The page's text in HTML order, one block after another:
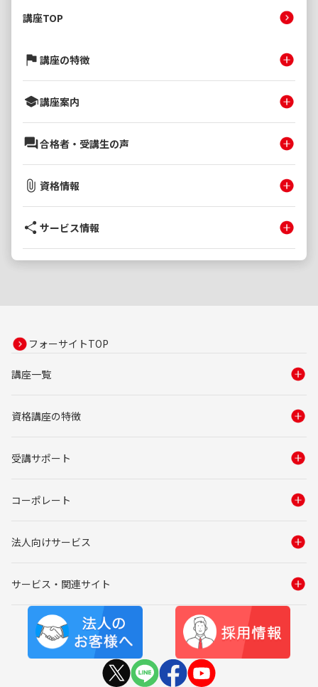
講座TOP
講座の特徴
講座案内
合格者・受講生の声
資格情報
サービス情報
フォーサイトTOP
講座一覧
資格講座の特徴
受講サポート
コーポレート
法人向けサービス
サービス・関連サイト